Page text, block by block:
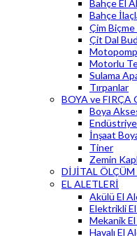
Bahçe El
Bahçe
Çim Biçme
Çit Dal
Motorlu
Sulama
Tırpanlar
BOYA ve FIRÇA
Boya
İnşaat
Tiner
Zemin
DİJİTAL ÖLÇÜM
EL ALETLERİ
Akülü El
Elektrikli
Mekanik
Havalı El